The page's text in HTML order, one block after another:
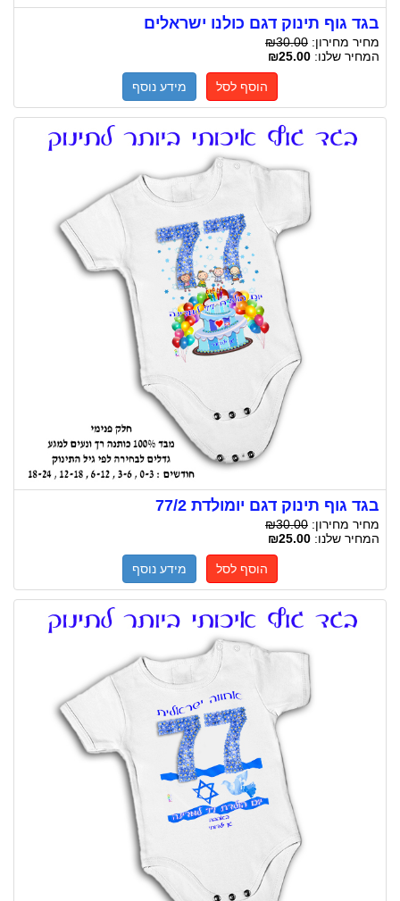
בגד גוף תינוק דגם כולנו ישראלים
מחיר מחירון: ₪30.00
המחיר שלנו: ₪25.00
הוסף לסל מידע נוסף
בגד גוף תינוק דגם יומולדת 77/2
מחיר מחירון: ₪30.00
המחיר שלנו: ₪25.00
הוסף לסל מידע נוסף